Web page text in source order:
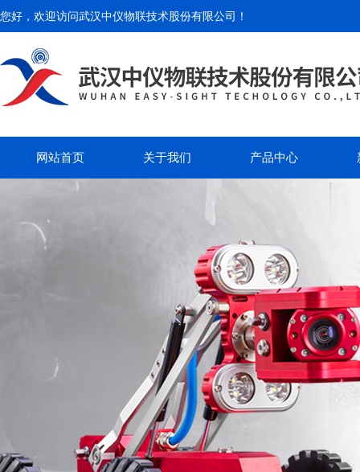
您好，欢迎访问武汉中仪物联技术股份有限公司 ！
网站首页 关于我们 产品中心